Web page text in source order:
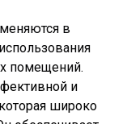
в
помещений.
и
широко